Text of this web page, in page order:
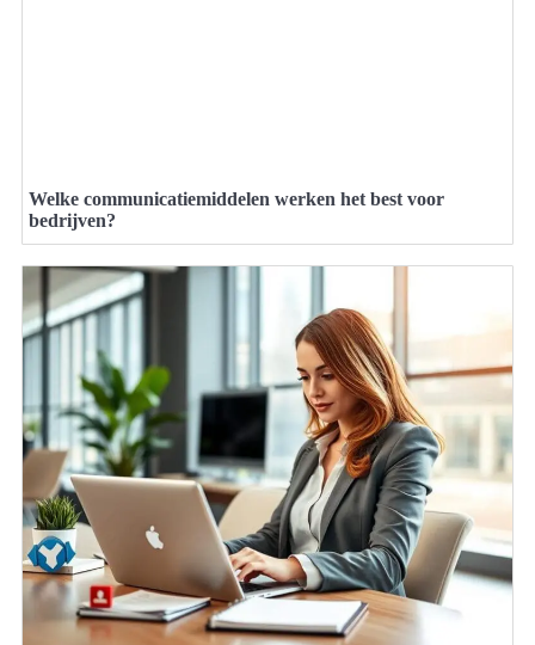
Welke communicatiemiddelen werken het best voor
bedrijven?